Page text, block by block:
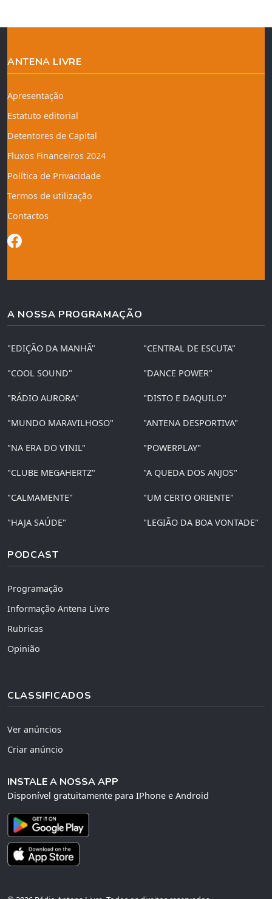
ANTENA LIVRE
Apresentação
Estatuto editorial
Detentores de Capital
Fluxos Financeiros 2024
Política de Privacidade
Termos de utilização
Contactos
A NOSSA PROGRAMAÇÃO
"EDIÇÃO DA MANHÃ" "CENTRAL DE ESCUTA"
"COOL SOUND" "DANCE POWER"
"RÁDIO AURORA" "DISTO E DAQUILO"
"MUNDO MARAVILHOSO" "ANTENA DESPORTIVA"
"NA ERA DO VINIL" "POWERPLAY"
"CLUBE MEGAHERTZ" "A QUEDA DOS ANJOS"
"CALMAMENTE" "UM CERTO ORIENTE"
"HAJA SAÚDE" "LEGIÃO DA BOA VONTADE"
PODCAST
Programação
Informação Antena Livre
Rubricas
Opinião
CLASSIFICADOS
Ver anúncios
Criar anúncio
INSTALE A NOSSA APP
Disponível gratuitamente para IPhone e Android